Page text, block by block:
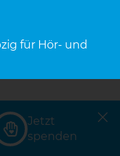
Jetzt
spenden
öffnet einen
für Hör- und